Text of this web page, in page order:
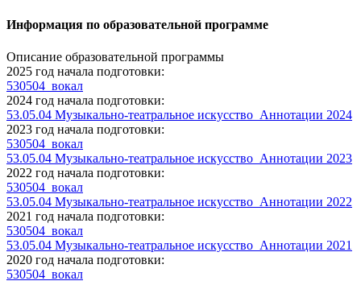
Информация по образовательной программе
Описание образовательной программы
2025 год начала подготовки:
530504_вокал
2024 год начала подготовки:
53.05.04 Музыкально-театральное искусство_Аннотации 2024
2023 год начала подготовки:
530504_вокал
53.05.04 Музыкально-театральное искусство_Аннотации 2023
2022 год начала подготовки:
530504_вокал
53.05.04 Музыкально-театральное искусство_Аннотации 2022
2021 год начала подготовки:
530504_вокал
53.05.04 Музыкально-театральное искусство_Аннотации 2021
2020 год начала подготовки:
530504_вокал